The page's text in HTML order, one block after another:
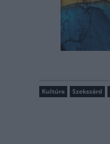
Kultúra Szekszárd